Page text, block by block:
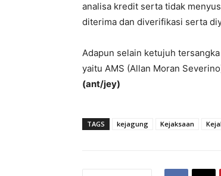
analisa kredit serta tidak
diterima dan diverifikasi serta
Adapun selain ketujuh
yaitu AMS (Allan Moran
(ant/jey)
TAGS kejagung Kejaksaan